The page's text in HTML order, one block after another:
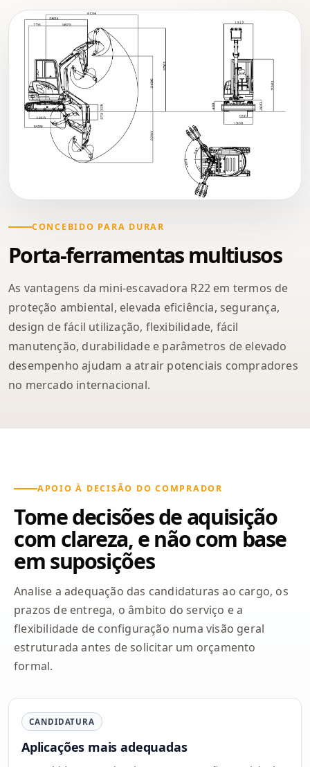
CONCEBIDO PARA DURAR
Porta-ferramentas multiusos
As vantagens da mini-escavadora R22 em termos de
proteção ambiental, elevada eficiência, segurança,
design de fácil utilização, flexibilidade, fácil
manutenção, durabilidade e parâmetros de elevado
desempenho ajudam a atrair potenciais compradores
no mercado internacional.
APOIO À DECISÃO DO COMPRADOR
Tome decisões de aquisição
com clareza, e não com base
em suposições
Analise a adequação das candidaturas ao cargo, os
prazos de entrega, o âmbito do serviço e a
flexibilidade de configuração numa visão geral
estruturada antes de solicitar um orçamento
formal.
CANDIDATURA
Aplicações mais adequadas